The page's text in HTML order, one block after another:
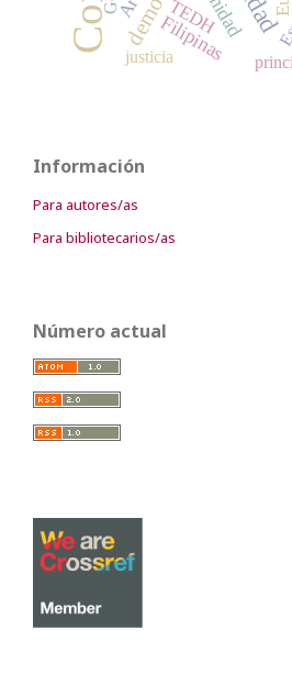
Filipinas
TEDH
justicia
Información
Para autores/as
Para bibliotecarios/as
Número actual